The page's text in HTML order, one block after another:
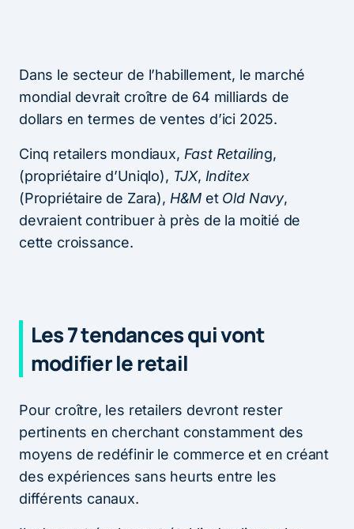
Dans le secteur de l’habillement, le marché
mondial devrait croître de 64 milliards de
dollars en termes de ventes d’ici 2025.
Cinq retailers mondiaux, Fast Retailing,
(propriétaire d’Uniqlo), TJX, Inditex
(Propriétaire de Zara), H&M et Old Navy,
devraient contribuer à près de la moitié de
cette croissance.
Les 7 tendances qui vont
modifier le retail
Pour croître, les retailers devront rester
pertinents en cherchant constamment des
moyens de redéfinir le commerce et en créant
des expériences sans heurts entre les
différents canaux.